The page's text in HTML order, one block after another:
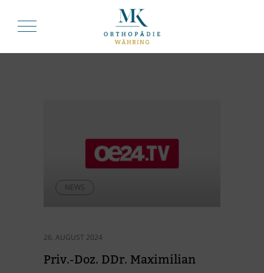
NEWS
26. AUGUST 2024
Priv.-Doz. DDr. Ma­xi­mi­lian